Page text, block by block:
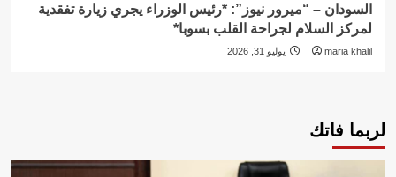
السودان – “ميرور نيوز”: *رئيس الوزراء يجري زيارة تفقدية
لمركز السلام لجراحة القلب بسوبا*
maria khalil يوليو 31, 2026
لربما فاتك